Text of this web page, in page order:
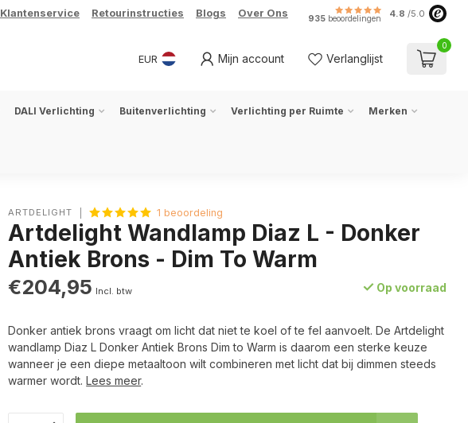
Klantenservice Retourinstructies Blogs Over Ons 935 beoordelingen 4.8 /5.0
EUR Mijn account Verlanglijst
0
DALI Verlichting Buitenverlichting Verlichting per Ruimte Merken
ARTDELIGHT 1 beoordeling
Artdelight Wandlamp Diaz L - Donker
Antiek Brons - Dim To Warm
€204,95 Incl. btw Op voorraad
Donker antiek brons vraagt om licht dat niet te koel of te fel aanvoelt. De Artdelight
wandlamp Diaz L Donker Antiek Brons Dim to Warm is daarom een sterke keuze
wanneer je een diepe metaaltoon wilt combineren met licht dat bij dimmen steeds
warmer wordt.Lees meer.